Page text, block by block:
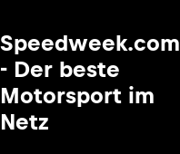
Speedweek.com
- Der beste
Motorsport im
Netz